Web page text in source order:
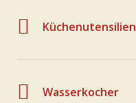
Küchenutensilien
Wasserkocher